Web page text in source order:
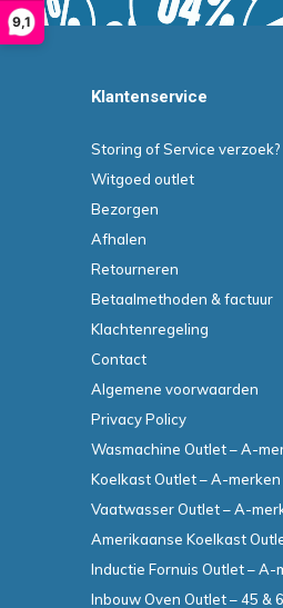
9,1
Klantenservice
Storing of Service verzoek?
Witgoed outlet
Bezorgen
Afhalen
Retourneren
Betaalmethoden & factuur
Klachtenregeling
Contact
Algemene voorwaarden
Privacy Policy
Wasmachine Outlet – A-
Koelkast Outlet – A-
Vaatwasser Outlet – A-
Amerikaanse Koelkast
Inductie Fornuis Outlet –
Inbouw Oven Outlet – 45 &